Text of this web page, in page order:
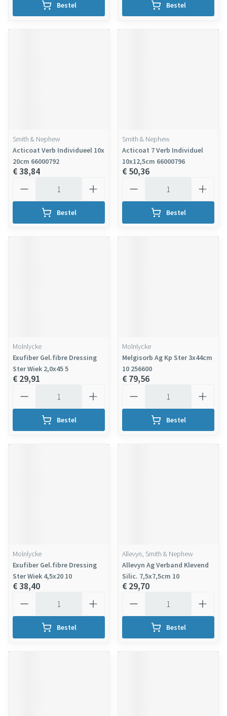
Bestel Bestel
Smith & Nephew
Acticoat Verb Individueel 10x
20cm 66000792
€ 38,84
Bestel
Smith & Nephew
Acticoat 7 Verb Individuel
10x12,5cm 66000796
€ 50,36
Bestel
Molnlycke
Exufiber Gel.fibre Dressing
Ster Wiek 2,0x45 5
€ 29,91
Bestel
Molnlycke
Melgisorb Ag Kp Ster 3x44cm
10 256600
€ 79,56
Bestel
Molnlycke
Exufiber Gel.fibre Dressing
Ster Wiek 4,5x20 10
€ 38,40
Bestel
Allevyn, Smith & Nephew
Allevyn Ag Verband Klevend
Silic. 7,5x7,5cm 10
€ 29,70
Bestel